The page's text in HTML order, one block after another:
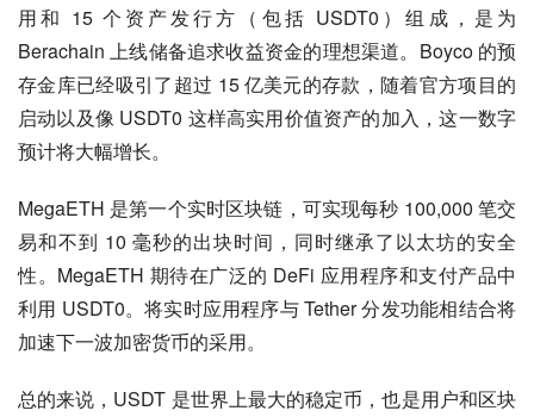
用和 15 个资产发行方（包括 USDT0）组成，是为
Berachain 上线储备追求收益资金的理想渠道。Boyco 的预
存金库已经吸引了超过 15 亿美元的存款，随着官方项目的
启动以及像 USDT0 这样高实用价值资产的加入，这一数字
预计将大幅增长。
MegaETH 是第一个实时区块链，可实现每秒 100,000 笔交
易和不到 10 毫秒的出块时间，同时继承了以太坊的安全
性。MegaETH 期待在广泛的 DeFi 应用程序和支付产品中
利用 USDT0。将实时应用程序与 Tether 分发功能相结合将
加速下一波加密货币的采用。
总的来说，USDT 是世界上最大的稳定币，也是用户和区块